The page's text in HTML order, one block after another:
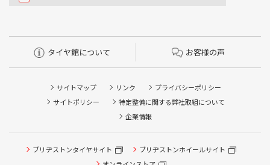
タイヤ館について お客様の声
サイトマップ リンク
プライバシーポリシー
サイトポリシー
特定整備に関する弊社取組について
企業情報
ブリヂストンタイヤサイト
ブリヂストンホイールサイト